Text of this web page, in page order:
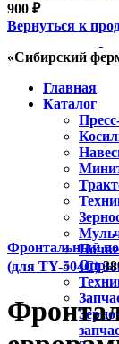
«Сибирский
Главная
Каталог
900 ₽
Вернуться к
Фронтальный
(для TY-504С)